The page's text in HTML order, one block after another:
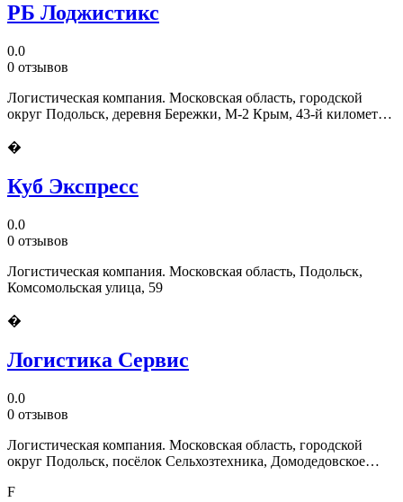
РБ Лоджистикс
0.0
0 отзывов
Логистическая компания. Московская область, городской
округ Подольск, деревня Бережки, М-2 Крым, 43-й километр,
�
Куб Экспресс
0.0
0 отзывов
Логистическая компания. Московская область, Подольск,
Комсомольская улица, 59
�
Логистика Сервис
0.0
0 отзывов
Логистическая компания. Московская область, городской
округ Подольск, посёлок Сельхозтехника, Домодедовское
F